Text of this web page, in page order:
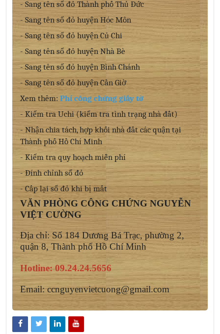
- Sang tên sổ đỏ Thành phố Thủ Đức
- Sang tên sổ đỏ huyện Hóc Môn
- Sang tên sổ đỏ huyện Củ Chi
- Sang tên sổ đỏ huyện Nhà Bè
- Sang tên sổ đỏ huyện Bình Chánh
- Sang tên sổ đỏ huyện Cần Giờ
Xem thêm: Phí công chứng giấy tờ
- Kiểm tra Uchi (kiểm tra tình trạng nhà đất)
- Nhận chia tách, hợp khối nhà đất các quận tại
Thành phố Hồ Chí Minh
- Kiểm tra quy hoạch miễn phí
- Đính chỉnh sổ đỏ
- Cấp lại sổ đỏ khi bị mất
VĂN PHÒNG CÔNG CHỨNG NGUYỄN
VIỆT CƯỜNG
Địa chỉ: Số 184 Dương Bá Trạc, phường 2,
quận 8, Thành phố Hồ Chí Minh
Hotline:09.24.24.5656
Email: ccnguyenvietcuong@gmail.com